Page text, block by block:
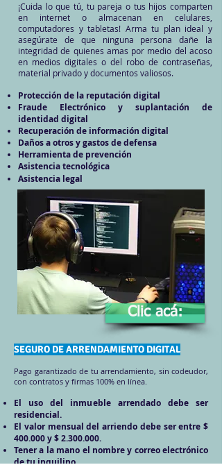
¡Cuida lo que tú, tu pareja o tus hijos comparten
en internet o almacenan en celulares,
computadores y tabletas! Arma tu plan ideal y
asegúrate de que ninguna persona dañe la
integridad de quienes amas por medio del acoso
en medios digitales o del robo de contraseñas,
material privado y documentos valiosos.
Protección de la reputación digital
Fraude Electrónico y suplantación de
identidad digital
Recuperación de información digital
Daños a otros y gastos de defensa
Herramienta de prevención
Asistencia tecnológica
Asistencia legal
Clic acá:
SEGURO DE ARRENDAMIENTO DIGITAL
Pago garantizado de tu arrendamiento, sin codeudor,
con contratos y firmas 100% en línea.
El uso del inmueble arrendado debe ser
residencial.
El valor mensual del arriendo debe ser entre $
400.000 y $2.300.000.
Tener a la mano el nombre y correo electrónico
de tu inquilino.